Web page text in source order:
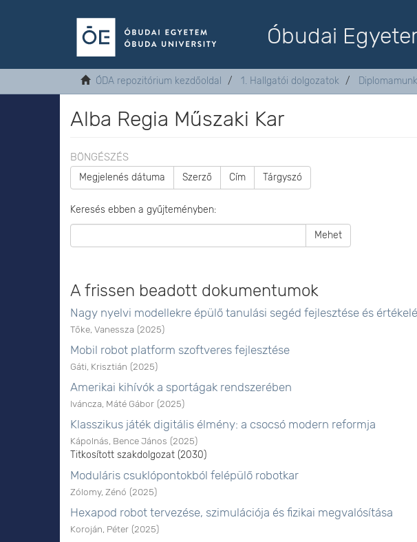
Óbudai
ÓDA repozitórium kezdőoldal 1. Hallgatói dolgozatok
Alba Regia Műszaki Kar
BÖNGÉSZÉS
Megjelenés dátuma Szerző Cím Tárgyszó
Keresés ebben a gyűjteményben:
Mehet
A frissen beadott dokumentumok
Nagy nyelvi modellekre épülő tanulási segéd fejlesztése és
Tőke, Vanessza (2025)
Mobil robot platform szoftveres fejlesztése
Gáti, Krisztián (2025)
Amerikai kihívók a sportágak rendszerében
Iváncza, Máté Gábor (2025)
Klasszikus játék digitális élmény: a csocsó modern reformja
Kápolnás, Bence János (2025)
Titkosított szakdolgozat (2030)
Moduláris csuklópontokból felépülő robotkar
Zólomy, Zénó (2025)
Hexapod robot tervezése, szimulációja és fizikai megvalósítása
Koroján, Péter (2025)